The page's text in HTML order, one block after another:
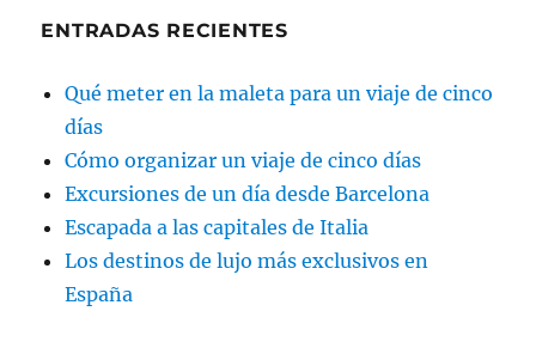
ENTRADAS RECIENTES
Qué meter en la maleta para un viaje de cinco
días
Cómo organizar un viaje de cinco días
Excursiones de un día desde Barcelona
Escapada a las capitales de Italia
Los destinos de lujo más exclusivos en
España